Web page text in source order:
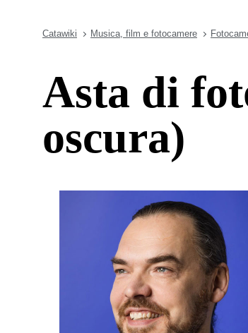
Catawiki Musica, film e fotocamere
Asta di
oscura)